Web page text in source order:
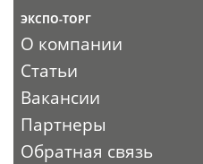
ЭКСПО-ТОРГ
О компании
Статьи
Вакансии
Партнеры
Обратная связь